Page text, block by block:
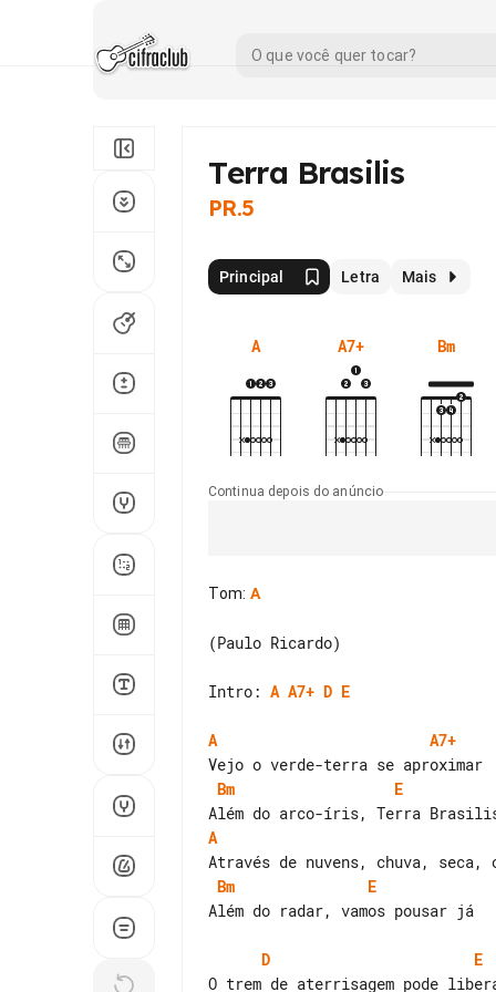
Terra Brasilis
PR.5
Principal Letra Mais
A A7+ Bm
Continua depois do anúncio
Tom: A
(Paulo Ricardo)
Intro: A A7+ D E
A
A7+
Bm
E
A
Bm
E
Além do radar, vamos pousar já
D E